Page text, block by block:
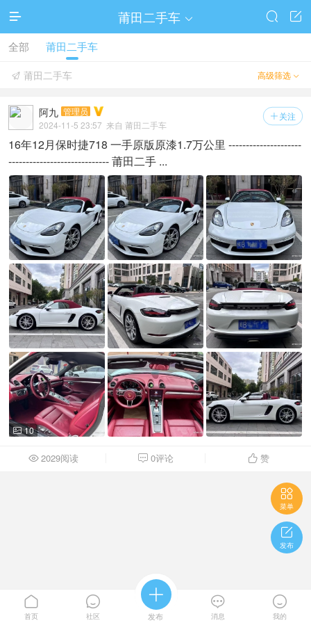
 莆田二手车  

全部 莆田二手车
高级筛选 
 莆田二手车
 关注
阿九 管理员
2024-11-5 23:57 来自 莆田二手车
16年12月保时捷718 一手原版原漆1.7万公里 ---------------------
----------------------------- 莆田二手 ...
 10
 2029阅读  0评论  赞

菜单

发布

首页

社区

发布

消息

我的